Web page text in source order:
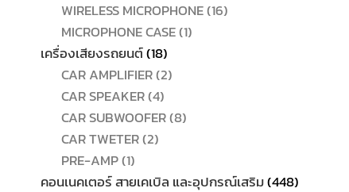
สินค้า
WIRELESS MICROPHONE 1616
MICROPHONE CASE 11
เครื่องเสียงรถยนต์ 1818
สินค้า
CAR AMPLIFIER 22
CAR SPEAKER 44
สินค้า
CAR SUBWOOFER 88
CAR TWETER 22
PRE-AMP 11
สินค้า
คอนเนคเตอร์ สายเคเบิล และอุปกรณ์เสริม 448448